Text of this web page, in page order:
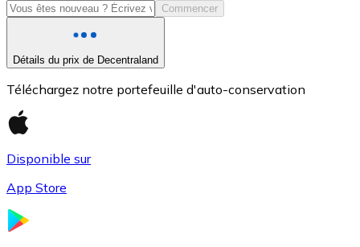
Commencer
Détails du prix de Decentraland
Téléchargez notre portefeuille d'auto-conservation
Disponible sur
App Store